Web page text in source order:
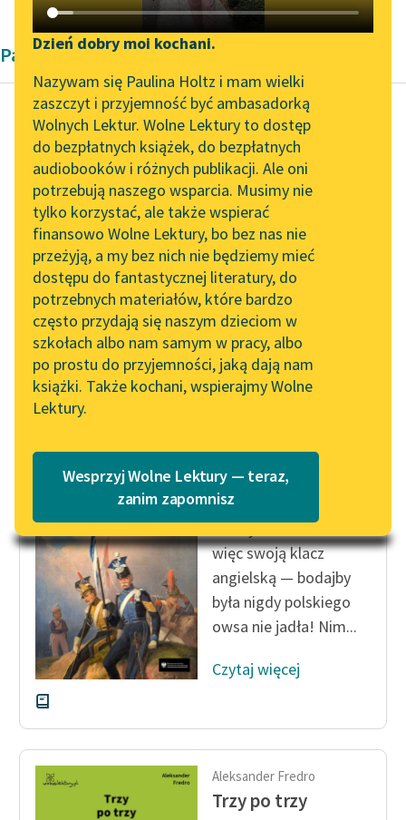
Katalog DAISY
Podkasty o książkach
Zgłoś brak utworu
Aktualności
Zapraszamy na spotkanie
online z tłumaczkami
literatury skandynawskiej
Spotkanie z Katarzyną
Tunkiel w Oslo
Wolne Lektury na 32.
Pol’and’Rock Festivalu
„Kochanek Lady
Chatterley” do słuchania
na Wolnych Lekturach
Nowy audiobook –
„Marzenie o Oriencie”
Lektury szkolne i klasyka
literatury do słuchania dla
uczennic i uczniów z
niepełnosprawnościami
E-kolekcja lektur
szkolnych i literatury do
słuchania dla uczennic i
uczniów z
niepełnosprawnościami
Feministyczne inspiracje.
Popularyzacja
skandynawskiej literatury
Narzędzia
Mapa Wolnych Lektur
Leśmianator
Przewodnik dla piszących i
czytających
API
OAI-PMH
Widget Wolnych Lektur
Przypisy
Katalog w formacie PDF
Dzień dobry moi kochani.
Nazywam się Paulina Holtz i mam wielki
zaszczyt i przyjemność być ambasadorką
Wolnych Lektur. Wolne Lektury to dostęp
do bezpłatnych książek, do bezpłatnych
audiobooków i różnych publikacji. Ale oni
potrzebują naszego wsparcia. Musimy nie
tylko korzystać, ale także wspierać
finansowo Wolne Lektury, bo bez nas nie
przeżyją, a my bez nich nie będziemy mieć
dostępu do fantastycznej literatury, do
potrzebnych materiałów, które bardzo
często przydają się naszym dzieciom w
szkołach albo nam samym w pracy, albo
po prostu do przyjemności, jaką dają nam
książki. Także kochani, wspierajmy Wolne
Lektury.
Wesprzyj Wolne Lektury — teraz,
zanim zapomnisz
Pamiętnik
Aleksander Fredro
Trzy po trzy
Więcej koni ginie w
czasie wojny z powodu
okulbaczenia i okucia
niż od kuli. Jak...
Czytaj więcej
Trzy po trzy
Maksymilian dał mi
więc swoją klacz
angielską — bodajby
była nigdy polskiego
owsa nie jadła! Nim...
Czytaj więcej
Aleksander Fredro
Trzy po trzy